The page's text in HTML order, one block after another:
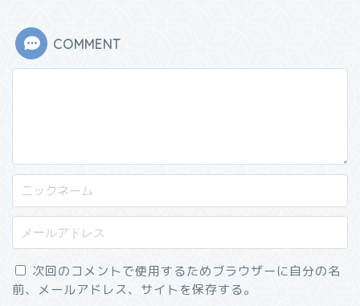
COMMENT
次回のコメントで使用するためブラウザーに自分の名
前、メールアドレス、サイトを保存する。